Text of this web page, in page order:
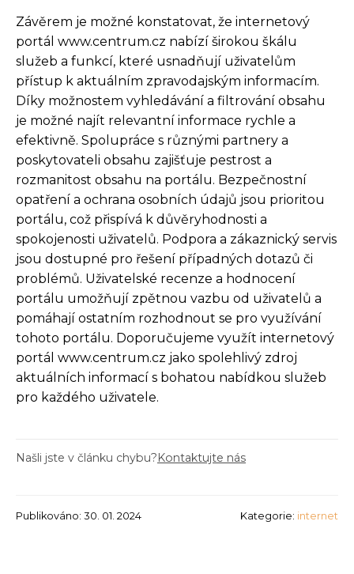
Závěrem je možné konstatovat, že internetový
portál www.centrum.cz nabízí širokou škálu
služeb a funkcí, které usnadňují uživatelům
přístup k aktuálním zpravodajským informacím.
Díky možnostem vyhledávání a filtrování obsahu
je možné najít relevantní informace rychle a
efektivně. Spolupráce s různými partnery a
poskytovateli obsahu zajišťuje pestrost a
rozmanitost obsahu na portálu. Bezpečnostní
opatření a ochrana osobních údajů jsou prioritou
portálu, což přispívá k důvěryhodnosti a
spokojenosti uživatelů. Podpora a zákaznický servis
jsou dostupné pro řešení případných dotazů či
problémů. Uživatelské recenze a hodnocení
portálu umožňují zpětnou vazbu od uživatelů a
pomáhají ostatním rozhodnout se pro využívání
tohoto portálu. Doporučujeme využít internetový
portál www.centrum.cz jako spolehlivý zdroj
aktuálních informací s bohatou nabídkou služeb
pro každého uživatele.
Našli jste v článku chybu?Kontaktujte nás
Publikováno: 30. 01. 2024 Kategorie: internet